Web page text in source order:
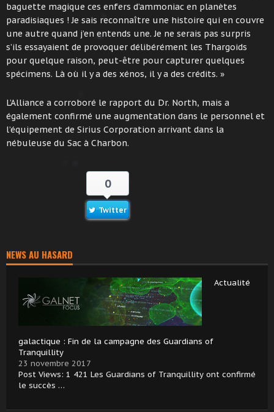
baguette magique ces enfers d’ammoniac en planètes
paradisiaques ! Je sais reconnaître une histoire qui en couvre
une autre quand j’en entends une. Je ne serais pas surpris
s’ils essayaient de provoquer délibérément les Thargoids
pour quelque raison, peut-être pour capturer quelques
spécimens. Là où il y a des xénos, il y a des crédits. »
L’Alliance a corroboré le rapport du Dr. North, mais a
également confirmé une augmentation dans le personnel et
l’équipement de Sirius Corporation arrivant dans la
nébuleuse du Sac à Charbon.
0
Twitter
NEWS AU HASARD
Actualité
galactique : Fin de la campagne des Guardians of
Tranquillity
23 novembre 2017
Post Views: 1 421 Les Guardians of Tranquillity ont confirmé
le succès …